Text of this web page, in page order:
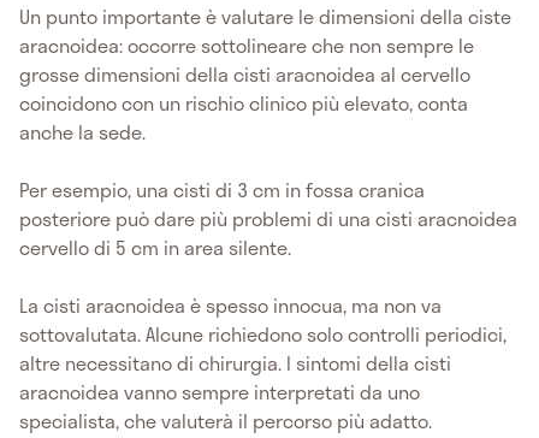
Un punto importante è valutare le dimensioni della ciste
aracnoidea: occorre sottolineare che non sempre le
grosse dimensioni della cisti aracnoidea al cervello
coincidono con un rischio clinico più elevato, conta
anche la sede.
Per esempio, una cisti di 3 cm in fossa cranica
posteriore può dare più problemi di una cisti aracnoidea
cervello di 5 cm in area silente.
La cisti aracnoidea è spesso innocua, ma non va
sottovalutata. Alcune richiedono solo controlli periodici,
altre necessitano di chirurgia. I sintomi della cisti
aracnoidea vanno sempre interpretati da uno
specialista, che valuterà il percorso più adatto.